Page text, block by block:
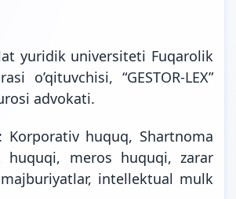
yuridik universiteti Fuqarolik
o’qituvchisi, “GESTOR-LEX”
advokati.
Korporativ huquq, Shartnoma
huquqi, meros huquqi, zarar
intellektual mulk